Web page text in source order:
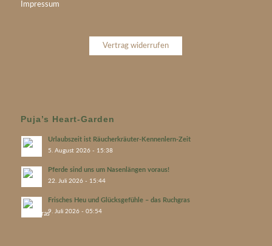
Impressum
Vertrag widerrufen
Puja’s Heart-Garden
Urlaubszeit ist Räucherkräuter-Kennenlern-Zeit
5. August 2026 - 15:38
Pferde sind uns um Nasenlängen voraus!
22. Juli 2026 - 15:44
Frisches Heu und Glücksgefühle – das Ruchgras
9. Juli 2026 - 05:54